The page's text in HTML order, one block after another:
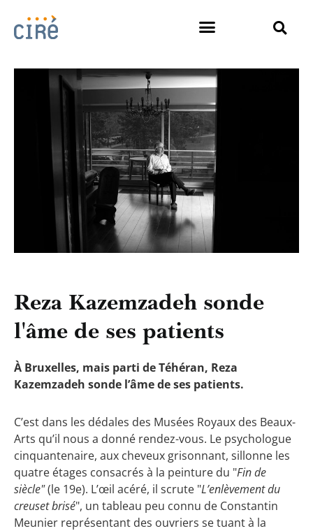
Reza Kazemzadeh sonde
l'âme de ses patients
À Bruxelles, mais parti de Téhéran, Reza
Kazemzadeh sonde l’âme de ses patients.
C’est dans les dédales des Musées Royaux des Beaux-
Arts qu’il nous a donné rendez-vous. Le psychologue
cinquantenaire, aux cheveux grisonnant, sillonne les
quatre étages consacrés à la peinture du "Fin de
siècle"(le 19e). L’œil acéré, il scrute "L’enlèvement du
creuset brisé", un tableau peu connu de Constantin
Meunier représentant des ouvriers se tuant à la